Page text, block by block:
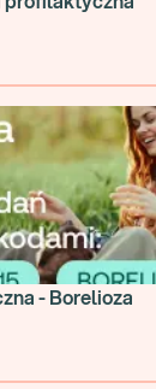
- Borelioza